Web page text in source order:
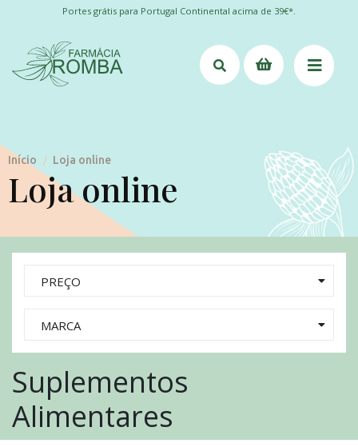
Portes grátis para Portugal Continental acima de 39€*.
Início / Loja online
Loja online
PREÇO
MARCA
Suplementos
Alimentares